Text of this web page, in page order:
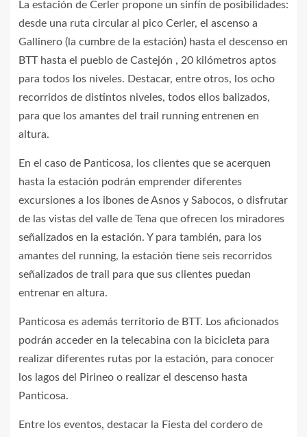
La estación de Cerler propone un sinfín de posibilidades:
desde una ruta circular al pico Cerler, el ascenso a
Gallinero (la cumbre de la estación) hasta el descenso en
BTT hasta el pueblo de Castejón , 20 kilómetros aptos
para todos los niveles. Destacar, entre otros, los ocho
recorridos de distintos niveles, todos ellos balizados,
para que los amantes del trail running entrenen en
altura.
En el caso de Panticosa, los clientes que se acerquen
hasta la estación podrán emprender diferentes
excursiones a los ibones de Asnos y Sabocos, o disfrutar
de las vistas del valle de Tena que ofrecen los miradores
señalizados en la estación. Y para también, para los
amantes del running, la estación tiene seis recorridos
señalizados de trail para que sus clientes puedan
entrenar en altura.
Panticosa es además territorio de BTT. Los aficionados
podrán acceder en la telecabina con la bicicleta para
realizar diferentes rutas por la estación, para conocer
los lagos del Pirineo o realizar el descenso hasta
Panticosa.
Entre los eventos, destacar la Fiesta del cordero de